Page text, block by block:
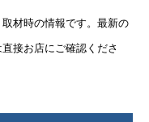
材時の情報です。最新の
接お店にご確認くださ